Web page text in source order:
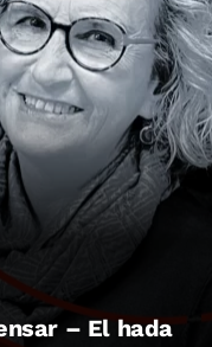
– El hada